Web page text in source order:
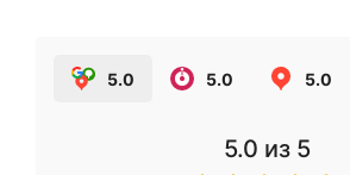
5.0 5.0 5.0
5.0 из 5